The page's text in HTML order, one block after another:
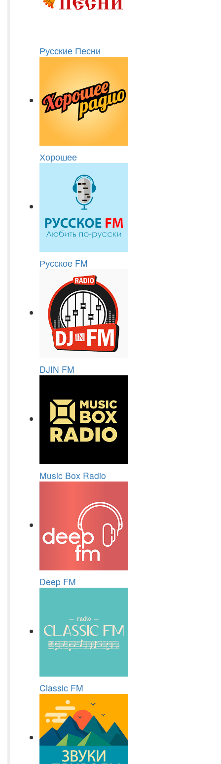
Русские Песни
Хорошее
Русское FM
DJIN FM
Music Box Radio
Deep FM
Classic FM